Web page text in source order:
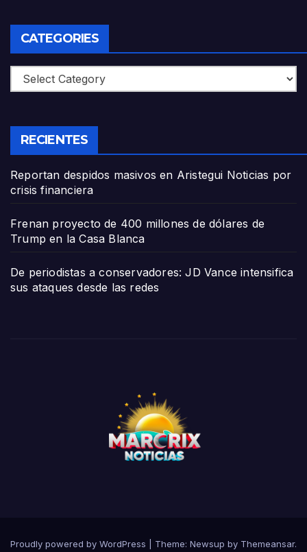
CATEGORIES
Categories
RECIENTES
Reportan despidos masivos en Aristegui Noticias por
crisis financiera
Frenan proyecto de 400 millones de dólares de
Trump en la Casa Blanca
De periodistas a conservadores: JD Vance intensifica
sus ataques desde las redes
Proudly powered by WordPress Theme: Newsup by Themeansar.